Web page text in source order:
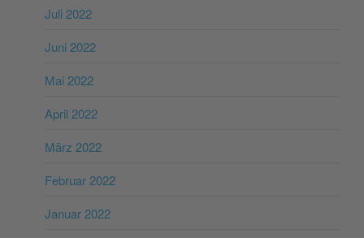
Juli 2022
Juni 2022
Mai 2022
April 2022
März 2022
Februar 2022
Januar 2022